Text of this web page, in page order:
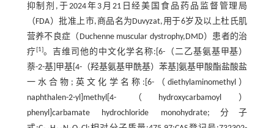
抑制剂,于2024年3月21日经美国食品药品监督管理局
（FDA）批准上市,商品名为Duvyzat,用于6岁及以上杜氏肌
营养不良症（Duchenne muscular dystrophy,DMD）患者的治
疗 [1]。吉维司他的中文化学名称:[6-（二乙基氨基甲基）
萘-2-基]甲基[4-（羟基氨基甲酰基）苯基]氨基甲酸酯盐酸盐
一水合物;英文化学名称:[6-（diethylaminomethyl）
naphthalen-2-yl]methyl[4-（hydroxycarbamoyl）
phenyl]carbamate hydrochloride monohydrate;分子